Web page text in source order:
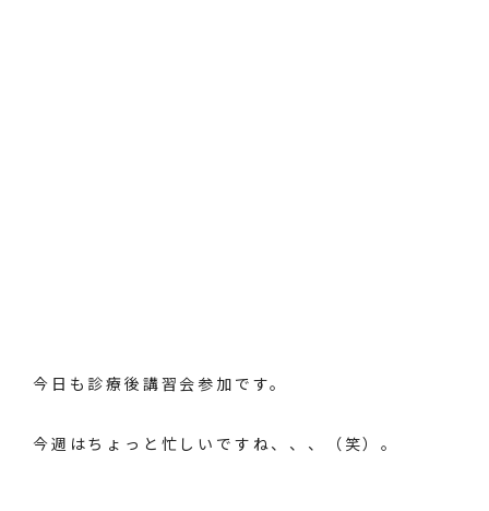
今日も診療後講習会参加です。
今週はちょっと忙しいですね、、、（笑）。